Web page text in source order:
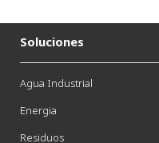
Soluciones
Agua Industrial
Energia
Residuos